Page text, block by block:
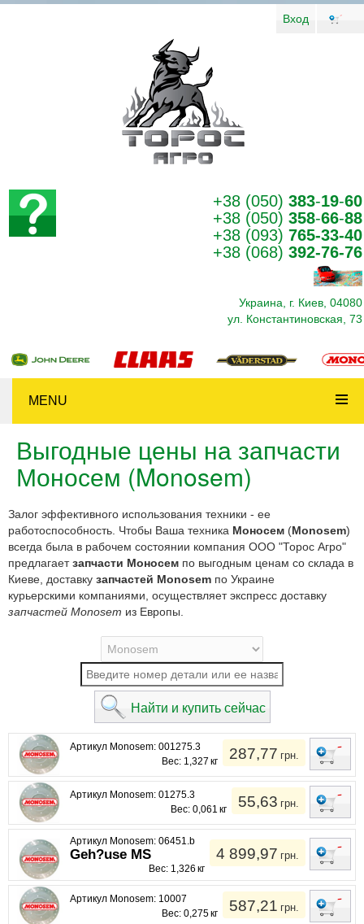
Вход
+38 (050) 383-19-60
+38 (050) 358-66-88
+38 (093) 765-33-40
+38 (068) 392-76-76
Украина, г. Киев, 04080
ул. Константиновская, 73
MENU
Выгодные цены на запчасти
Моносем (Monosem)
Залог эффективного использования техники - ее
работоспособность. Чтобы Ваша техника Моносем (Monosem)
всегда была в рабочем состоянии компания ООО "Торос Агро"
предлагаетзапчасти Моносем по выгодным ценам со склада в
Киеве, доставку запчастей Monosem по Украине
курьерскими компаниями, осуществляет экспресс доставку
запчастей Monosem из Европы.
Артикул Monosem: 001275.3
Вес: 1,327 кг
287,77 грн.
Артикул Monosem: 01275.3
Вес: 0,061 кг
55,63 грн.
Артикул Monosem: 06451.b
Geh?use MS
Вес: 1,326 кг
4 899,97 грн.
Артикул Monosem: 10007
Вес: 0,275 кг
587,21 грн.